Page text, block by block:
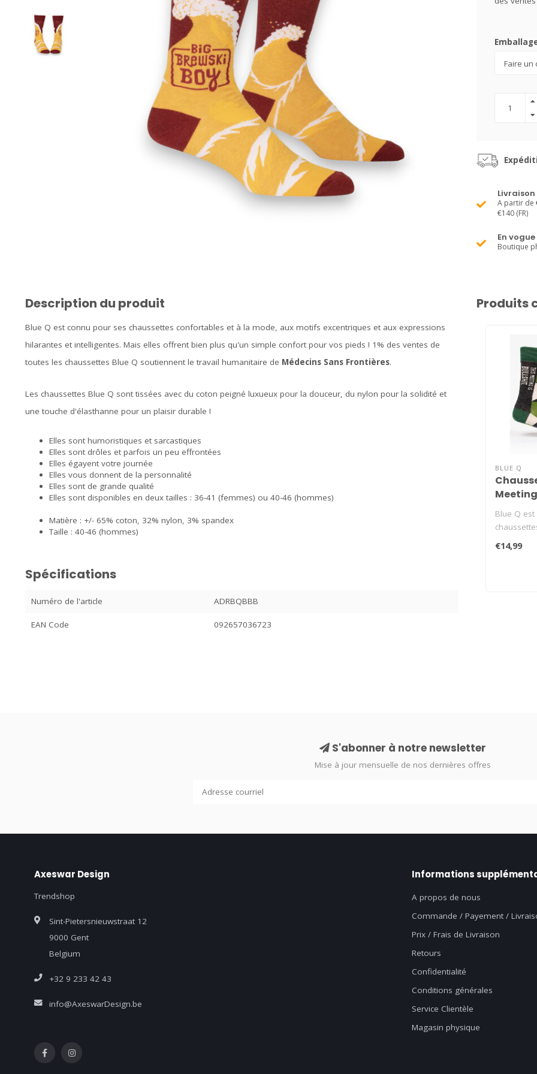
A partir de
€140 (FR)
En
Boutique
Description du produit
Blue Q est connu pour ses chaussettes confortables et à la mode, aux motifs excentriques et aux expressions
hilarantes et intelligentes. Mais elles offrent bien plus qu'un simple confort pour vos pieds ! 1% des ventes de
toutes les chaussettes Blue Q soutiennent le travail humanitaire de Médecins Sans Frontières.
Les chaussettes Blue Q sont tissées avec du coton peigné luxueux pour la douceur, du nylon pour la solidité et
une touche d'élasthanne pour un plaisir durable !
Elles sont humoristiques et sarcastiques
Elles sont drôles et parfois un peu effrontées
Elles égayent votre journée
Elles vous donnent de la personnalité
Elles sont de grande qualité
Elles sont disponibles en deux tailles : 36-41 (femmes) ou 40-46 (hommes)
Matière : +/- 65% coton, 32% nylon, 3% spandex
Taille : 40-46 (hommes)
Spécifications
Numéro de l'article ADRBQBBB
EAN Code 092657036723
Produits
BLUE Q
hommes
Blue Q
€14,99
S'abonner à notre newsletter
Mise à jour mensuelle de nos dernières offres
Axeswar Design
Trendshop
Sint-Pietersnieuwstraat 12
9000 Gent
Belgium
+32 9 233 42 43
info@AxeswarDesign.be
Informations
A propos de nous
Commande / Payement /
Prix / Frais de Livraison
Retours
Confidentialité
Conditions générales
Service Clientèle
Magasin physique